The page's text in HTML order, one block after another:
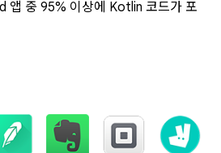
앱 중 95% 이상에 Kotlin 코드가 포